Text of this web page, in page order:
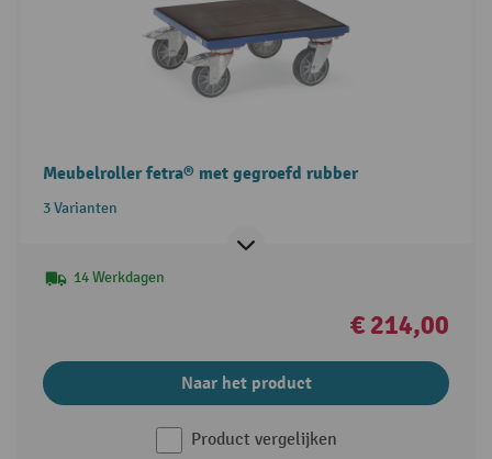
Meubelroller fetra® met gegroefd rubber
3 Varianten
14 Werkdagen
€ 214,00
Naar het product
Product vergelijken